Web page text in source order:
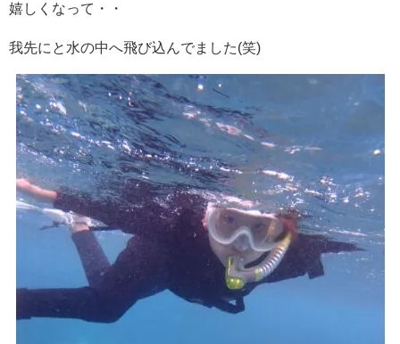
嬉しくなって・・
我先にと水の中へ飛び込んでました(笑)